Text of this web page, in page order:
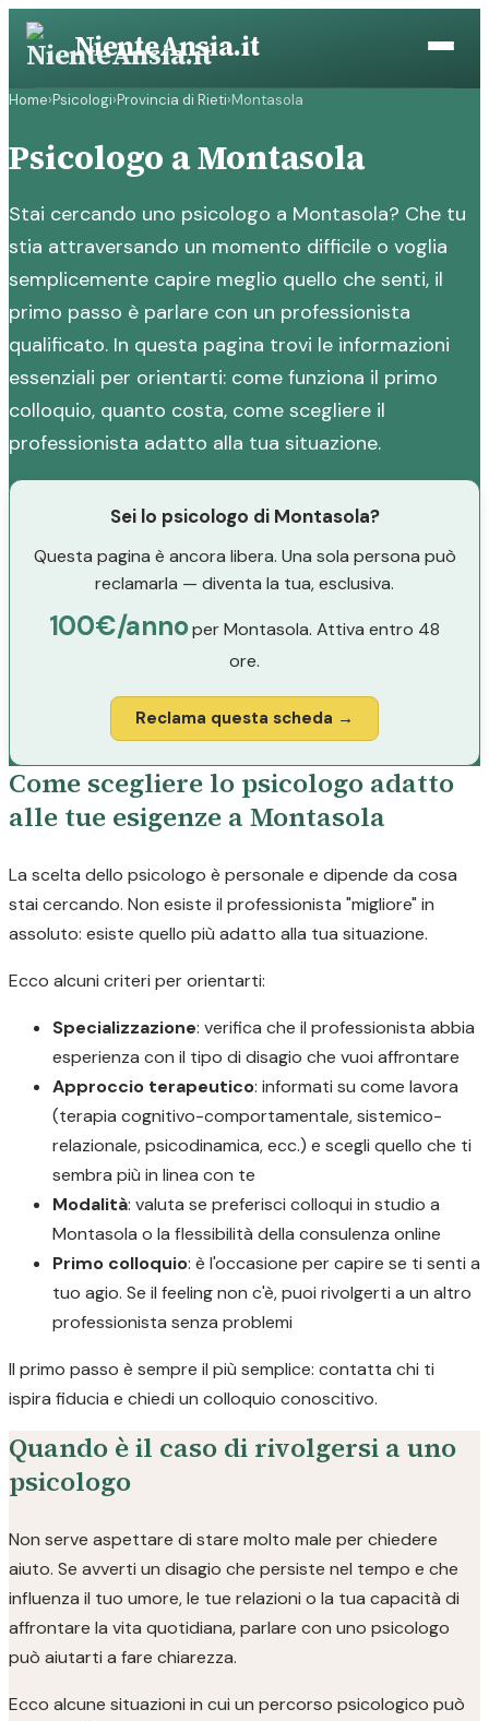
Vai
contenuto
NienteAnsia.it
Home›Psicologi›Provincia di Rieti›Montasola
Psicologo a Montasola
Stai cercando uno psicologo a Montasola? Che tu
stia attraversando un momento difficile o voglia
semplicemente capire meglio quello che senti, il
primo passo è parlare con un professionista
qualificato. In questa pagina trovi le informazioni
essenziali per orientarti: come funziona il primo
colloquio, quanto costa, come scegliere il
professionista adatto alla tua situazione.
Sei lo psicologo di Montasola?
Questa pagina è ancora libera. Una sola persona può
reclamarla — diventa la tua, esclusiva.
100€/annoper Montasola. Attiva entro 48
ore.
Reclama questa scheda →
Come scegliere lo psicologo adatto
alle tue esigenze a Montasola
La scelta dello psicologo è personale e dipende da cosa
stai cercando. Non esiste il professionista "migliore" in
assoluto: esiste quello più adatto alla tua situazione.
Ecco alcuni criteri per orientarti:
Specializzazione: verifica che il professionista abbia
esperienza con il tipo di disagio che vuoi affrontare
Approccio terapeutico: informati su come lavora
(terapia cognitivo-comportamentale, sistemico-
relazionale, psicodinamica, ecc.) e scegli quello che ti
sembra più in linea con te
Modalità: valuta se preferisci colloqui in studio a
Montasola o la flessibilità della consulenza online
Primo colloquio: è l'occasione per capire se ti senti a
tuo agio. Se il feeling non c'è, puoi rivolgerti a un altro
professionista senza problemi
Il primo passo è sempre il più semplice: contatta chi ti
ispira fiducia e chiedi un colloquio conoscitivo.
Quando è il caso di rivolgersi a uno
psicologo
Non serve aspettare di stare molto male per chiedere
aiuto. Se avverti un disagio che persiste nel tempo e che
influenza il tuo umore, le tue relazioni o la tua capacità di
affrontare la vita quotidiana, parlare con uno psicologo
può aiutarti a fare chiarezza.
Ecco alcune situazioni in cui un percorso psicologico può